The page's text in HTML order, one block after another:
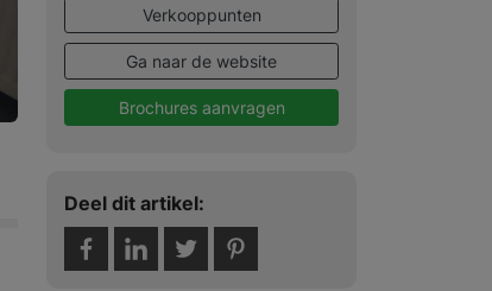
Verkooppunten
Ga naar de website
Brochures aanvragen
Deel dit artikel: